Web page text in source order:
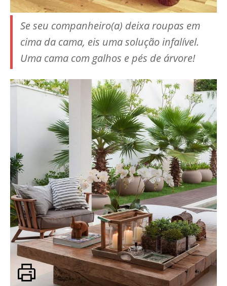
Se seu companheiro(a) deixa roupas em
cima da cama, eis uma solução infalível.
Uma cama com galhos e pés de árvore!